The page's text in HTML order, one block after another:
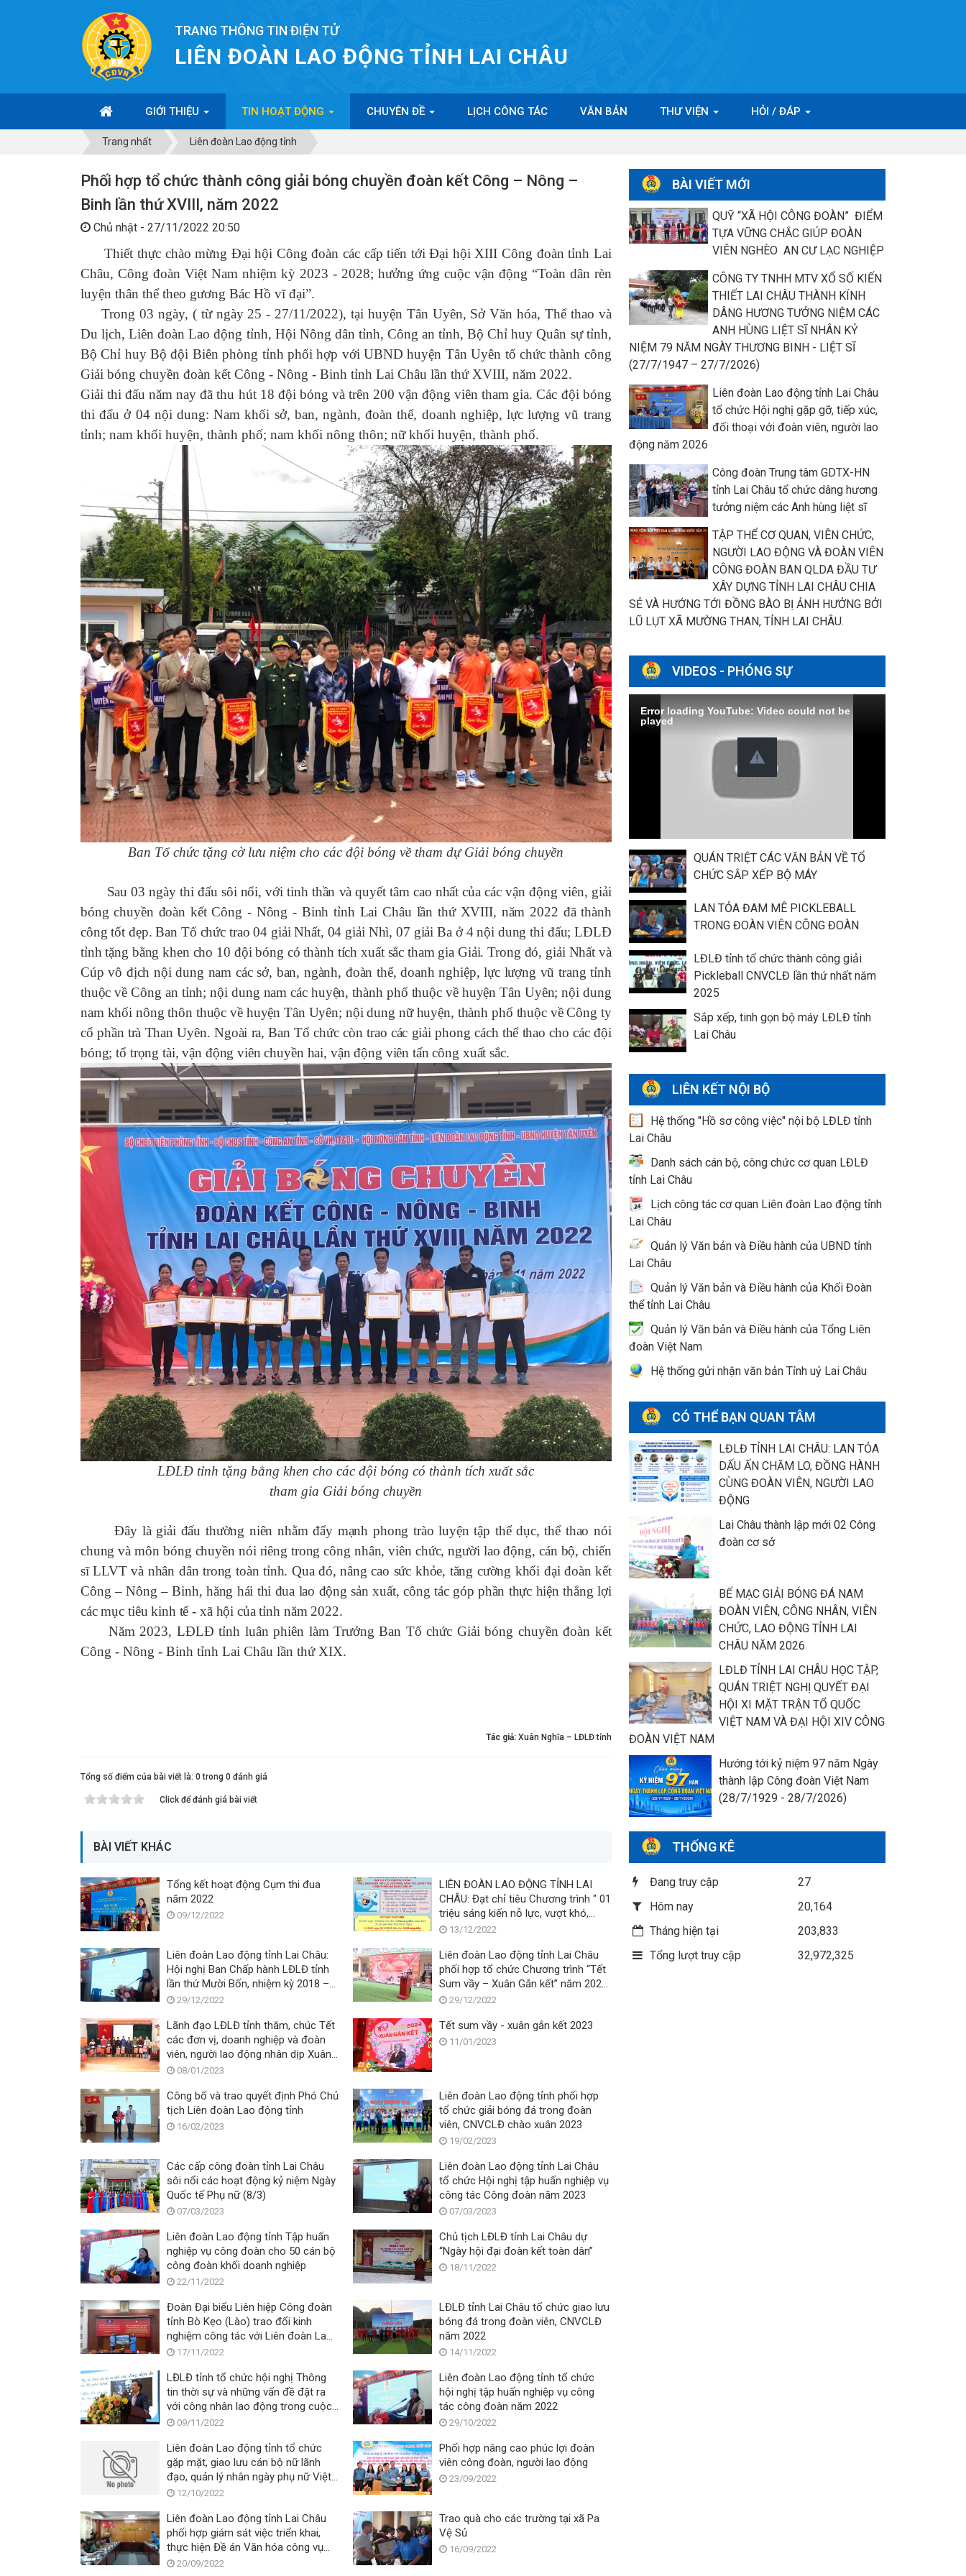
TRANG THÔNG TIN ĐIỆN TỬ
LIÊN ĐOÀN LAO ĐỘNG TỈNH LAI CHÂU
GIỚI THIỆU TIN HOẠT ĐỘNG CHUYÊN ĐỀ LỊCH CÔNG TÁC VĂN BẢN THƯ VIỆN HỎI / ĐÁP
Trang nhất Liên đoàn Lao động tỉnh
Phối hợp tổ chức thành công giải bóng chuyền đoàn kết Công – Nông –
Binh lần thứ XVIII, năm 2022
Chủ nhật - 27/11/2022 20:50
Thiết thực chào mừng Đại hội Công đoàn các cấp tiến tới Đại hội XIII Công đoàn tỉnh Lai
Châu, Công đoàn Việt Nam nhiệm kỳ 2023 - 2028; hưởng ứng cuộc vận động “Toàn dân rèn
luyện thân thể theo gương Bác Hồ vĩ đại”.
Trong 03 ngày, ( từ ngày 25 - 27/11/2022), tại huyện Tân Uyên, Sở Văn hóa, Thể thao và
Du lịch, Liên đoàn Lao động tỉnh, Hội Nông dân tỉnh, Công an tỉnh, Bộ Chỉ huy Quân sự tỉnh,
Bộ Chỉ huy Bộ đội Biên phòng tỉnh phối hợp với UBND huyện Tân Uyên tổ chức thành công
Giải bóng chuyền đoàn kết Công - Nông - Binh tỉnh Lai Châu lần thứ XVIII, năm 2022.
Giải thi đấu năm nay đã thu hút 18 đội bóng và trên 200 vận động viên tham gia. Các đội bóng
thi đấu ở 04 nội dung: Nam khối sở, ban, ngành, đoàn thể, doanh nghiệp, lực lượng vũ trang
tỉnh; nam khối huyện, thành phố; nam khối nông thôn; nữ khối huyện, thành phố.
Ban Tổ chức tặng cờ lưu niệm cho các đội bóng về tham dự Giải bóng chuyền
Sau 03 ngày thi đấu sôi nổi, với tinh thần và quyết tâm cao nhất của các vận động viên, giải
bóng chuyền đoàn kết Công - Nông - Binh tỉnh Lai Châu lần thứ XVIII, năm 2022 đã thành
công tốt đẹp. Ban Tổ chức trao 04 giải Nhất, 04 giải Nhì, 07 giải Ba ở 4 nội dung thi đấu; LĐLĐ
tỉnh tặng bằng khen cho 10 đội bóng có thành tích xuất sắc tham gia Giải. Trong đó, giải Nhất và
Cúp vô địch nội dung nam các sở, ban, ngành, đoàn thể, doanh nghiệp, lực lượng vũ trang tỉnh
thuộc về Công an tỉnh; nội dung nam các huyện, thành phố thuộc về huyện Tân Uyên; nội dung
nam khối nông thôn thuộc về huyện Tân Uyên; nội dung nữ huyện, thành phố thuộc về Công ty
cổ phần trà Than Uyên. Ngoài ra, Ban Tổ chức còn trao các giải phong cách thể thao cho các đội
bóng; tổ trọng tài, vận động viên chuyền hai, vận động viên tấn công xuất sắc.
LĐLĐ tỉnh tặng bằng khen cho các đội bóng có thành tích xuất sắc
tham gia Giải bóng chuyền
Đây là giải đấu thường niên nhằm đẩy mạnh phong trào luyện tập thể dục, thể thao nói
chung và môn bóng chuyền nói riêng trong công nhân, viên chức, người lao động, cán bộ, chiến
sĩ LLVT và nhân dân trong toàn tỉnh. Qua đó, nâng cao sức khỏe, tăng cường khối đại đoàn kết
Công – Nông – Binh, hăng hái thi đua lao động sản xuất, công tác góp phần thực hiện thắng lợi
các mục tiêu kinh tế - xã hội của tỉnh năm 2022.
Năm 2023, LĐLĐ tỉnh luân phiên làm Trưởng Ban Tổ chức Giải bóng chuyền đoàn kết
Công - Nông - Binh tỉnh Lai Châu lần thứ XIX.
Tác giả: Xuân Nghĩa – LĐLĐ tỉnh
Tổng số điểm của bài viết là: 0 trong 0 đánh giá
Click để đánh giá bài viết
BÀI VIẾT KHÁC
Tổng kết hoạt động Cụm thi đua
năm 2022
09/12/2022
LIÊN ĐOÀN LAO ĐỘNG TỈNH LAI
CHÂU: Đạt chỉ tiêu Chương trình " 01
triệu sáng kiến nỗ lực, vượt khó,
sáng tạo, quyết tâm chiến thắng đại
13/12/2022
Liên đoàn Lao động tỉnh Lai Châu:
Hội nghị Ban Chấp hành LĐLĐ tỉnh
lần thứ Mười Bốn, nhiệm kỳ 2018 –
202329/12/2022
Liên đoàn Lao động tỉnh Lai Châu
phối hợp tổ chức Chương trình “Tết
Sum vầy – Xuân Gắn kết” năm 2023
tại huyện Phong Thổ
29/12/2022
Lãnh đạo LĐLĐ tỉnh thăm, chúc Tết
các đơn vị, doanh nghiệp và đoàn
viên, người lao động nhân dịp Xuân
Quý Mão năm 2023
08/01/2023
Tết sum vầy - xuân gắn kết 2023
11/01/2023
Công bố và trao quyết định Phó Chủ
tịch Liên đoàn Lao động tỉnh
16/02/2023
Liên đoàn Lao động tỉnh phối hợp
tổ chức giải bóng đá trong đoàn
viên, CNVCLĐ chào xuân 2023
19/02/2023
Các cấp công đoàn tỉnh Lai Châu
sôi nổi các hoạt động kỷ niệm Ngày
Quốc tế Phụ nữ (8/3)
07/03/2023
Liên đoàn Lao động tỉnh Lai Châu
tổ chức Hội nghị tập huấn nghiệp vụ
công tác Công đoàn năm 2023
07/03/2023
Liên đoàn Lao động tỉnh Tập huấn
nghiệp vụ công đoàn cho 50 cán bộ
công đoàn khối doanh nghiệp
22/11/2022
Chủ tịch LĐLĐ tỉnh Lai Châu dự
“Ngày hội đại đoàn kết toàn dân”
18/11/2022
Đoàn Đại biểu Liên hiệp Công đoàn
tỉnh Bò Kẹo (Lào) trao đổi kinh
nghiệm công tác với Liên đoàn Lao
động tỉnh Lai Châu (Việt Nam)
17/11/2022
LĐLĐ tỉnh Lai Châu tổ chức giao lưu
bóng đá trong đoàn viên, CNVCLĐ
năm 2022
14/11/2022
LĐLĐ tỉnh tổ chức hội nghị Thông
tin thời sự và những vấn đề đặt ra
với công nhân lao động trong cuộc
cách mạng công nghiệp 4.0
09/11/2022
Liên đoàn Lao động tỉnh tổ chức
hội nghị tập huấn nghiệp vụ công
tác công đoàn năm 2022
29/10/2022
Liên đoàn Lao động tỉnh tổ chức
gặp mặt, giao lưu cán bộ nữ lãnh
đạo, quản lý nhân ngày phụ nữ Việt
Nam 20/10
12/10/2022
Phối hợp nâng cao phúc lợi đoàn
viên công đoàn, người lao động
23/09/2022
Liên đoàn Lao động tỉnh Lai Châu
phối hợp giám sát việc triển khai,
thực hiện Đề án Văn hóa công vụ
trên địa bàn tỉnh Lai Châu
20/09/2022
Trao quà cho các trường tại xã Pa
Vệ Sủ
16/09/2022
BÀI VIẾT MỚI
QUỸ “XÃ HỘI CÔNG ĐOÀN” ĐIỂM
TỰA VỮNG CHẮC GIÚP ĐOÀN
VIÊN NGHÈO AN CƯ LẠC NGHIỆP
CÔNG TY TNHH MTV XỔ SỐ KIẾN
THIẾT LAI CHÂU THÀNH KÍNH
DÂNG HƯƠNG TƯỞNG NIỆM CÁC
ANH HÙNG LIỆT SĨ NHÂN KỶ
NIỆM 79 NĂM NGÀY THƯƠNG BINH - LIỆT SĨ
(27/7/1947 – 27/7/2026)
Liên đoàn Lao động tỉnh Lai Châu
tổ chức Hội nghị gặp gỡ, tiếp xúc,
đối thoại với đoàn viên, người lao
động năm 2026
Công đoàn Trung tâm GDTX-HN
tỉnh Lai Châu tổ chức dâng hương
tưởng niệm các Anh hùng liệt sĩ
TẬP THỂ CƠ QUAN, VIÊN CHỨC,
NGƯỜI LAO ĐỘNG VÀ ĐOÀN VIÊN
CÔNG ĐOÀN BAN QLDA ĐẦU TƯ
XÂY DỰNG TỈNH LAI CHÂU CHIA
SẺ VÀ HƯỚNG TỚI ĐỒNG BÀO BỊ ẢNH HƯỞNG BỞI
LŨ LỤT XÃ MƯỜNG THAN, TỈNH LAI CHÂU.
VIDEOS - PHÓNG SỰ
Error loading YouTube: Video could not be
played
QUÁN TRIỆT CÁC VĂN BẢN VỀ TỔ
CHỨC SẮP XẾP BỘ MÁY
LAN TỎA ĐAM MÊ PICKLEBALL
TRONG ĐOÀN VIÊN CÔNG ĐOÀN
LĐLĐ tỉnh tổ chức thành công giải
Pickleball CNVCLĐ lần thứ nhất năm
2025
Sắp xếp, tinh gọn bộ máy LĐLĐ tỉnh
Lai Châu
LIÊN KẾT NỘI BỘ
Hệ thống "Hồ sơ công việc" nội bộ LĐLĐ tỉnh
Lai Châu
Danh sách cán bộ, công chức cơ quan LĐLĐ
tỉnh Lai Châu
Lịch công tác cơ quan Liên đoàn Lao động tỉnh
Lai Châu
Quản lý Văn bản và Điều hành của UBND tỉnh
Lai Châu
Quản lý Văn bản và Điều hành của Khối Đoàn
thể tỉnh Lai Châu
Quản lý Văn bản và Điều hành của Tổng Liên
đoàn Việt Nam
Hệ thống gửi nhận văn bản Tỉnh uỷ Lai Châu
CÓ THỂ BẠN QUAN TÂM
LĐLĐ TỈNH LAI CHÂU: LAN TỎA
DẤU ẤN CHĂM LO, ĐỒNG HÀNH
CÙNG ĐOÀN VIÊN, NGƯỜI LAO
ĐỘNG
Lai Châu thành lập mới 02 Công
đoàn cơ sở
BẾ MẠC GIẢI BÓNG ĐÁ NAM
ĐOÀN VIÊN, CÔNG NHÂN, VIÊN
CHỨC, LAO ĐỘNG TỈNH LAI
CHÂU NĂM 2026
LĐLĐ TỈNH LAI CHÂU HỌC TẬP,
QUÁN TRIỆT NGHỊ QUYẾT ĐẠI
HỘI XI MẶT TRẬN TỔ QUỐC
VIỆT NAM VÀ ĐẠI HỘI XIV CÔNG
ĐOÀN VIỆT NAM
Hướng tới kỷ niệm 97 năm Ngày
thành lập Công đoàn Việt Nam
(28/7/1929 - 28/7/2026)
THỐNG KÊ
Đang truy cập
27
Hôm nay
20,164
Tháng hiện tại
203,833
Tổng lượt truy cập
32,972,325